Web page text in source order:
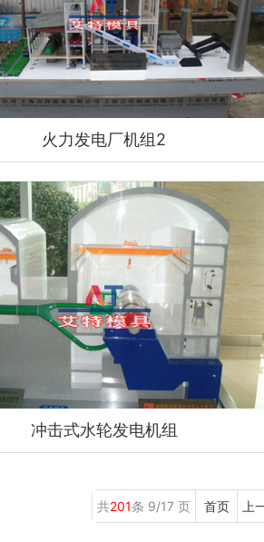
火力发电厂机组2
冲击式水轮发电机组
共201条 9/17 页 首页 上